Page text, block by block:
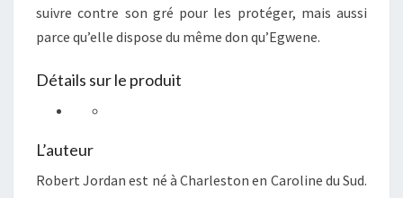
suivre contre son gré pour les protéger, mais aussi
parce qu’elle dispose du même don qu’Egwene.
Détails sur le produit
L’auteur
Robert Jordan est né à Charleston en Caroline du Sud.